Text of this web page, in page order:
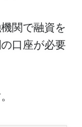
関で融資を
口座が必要